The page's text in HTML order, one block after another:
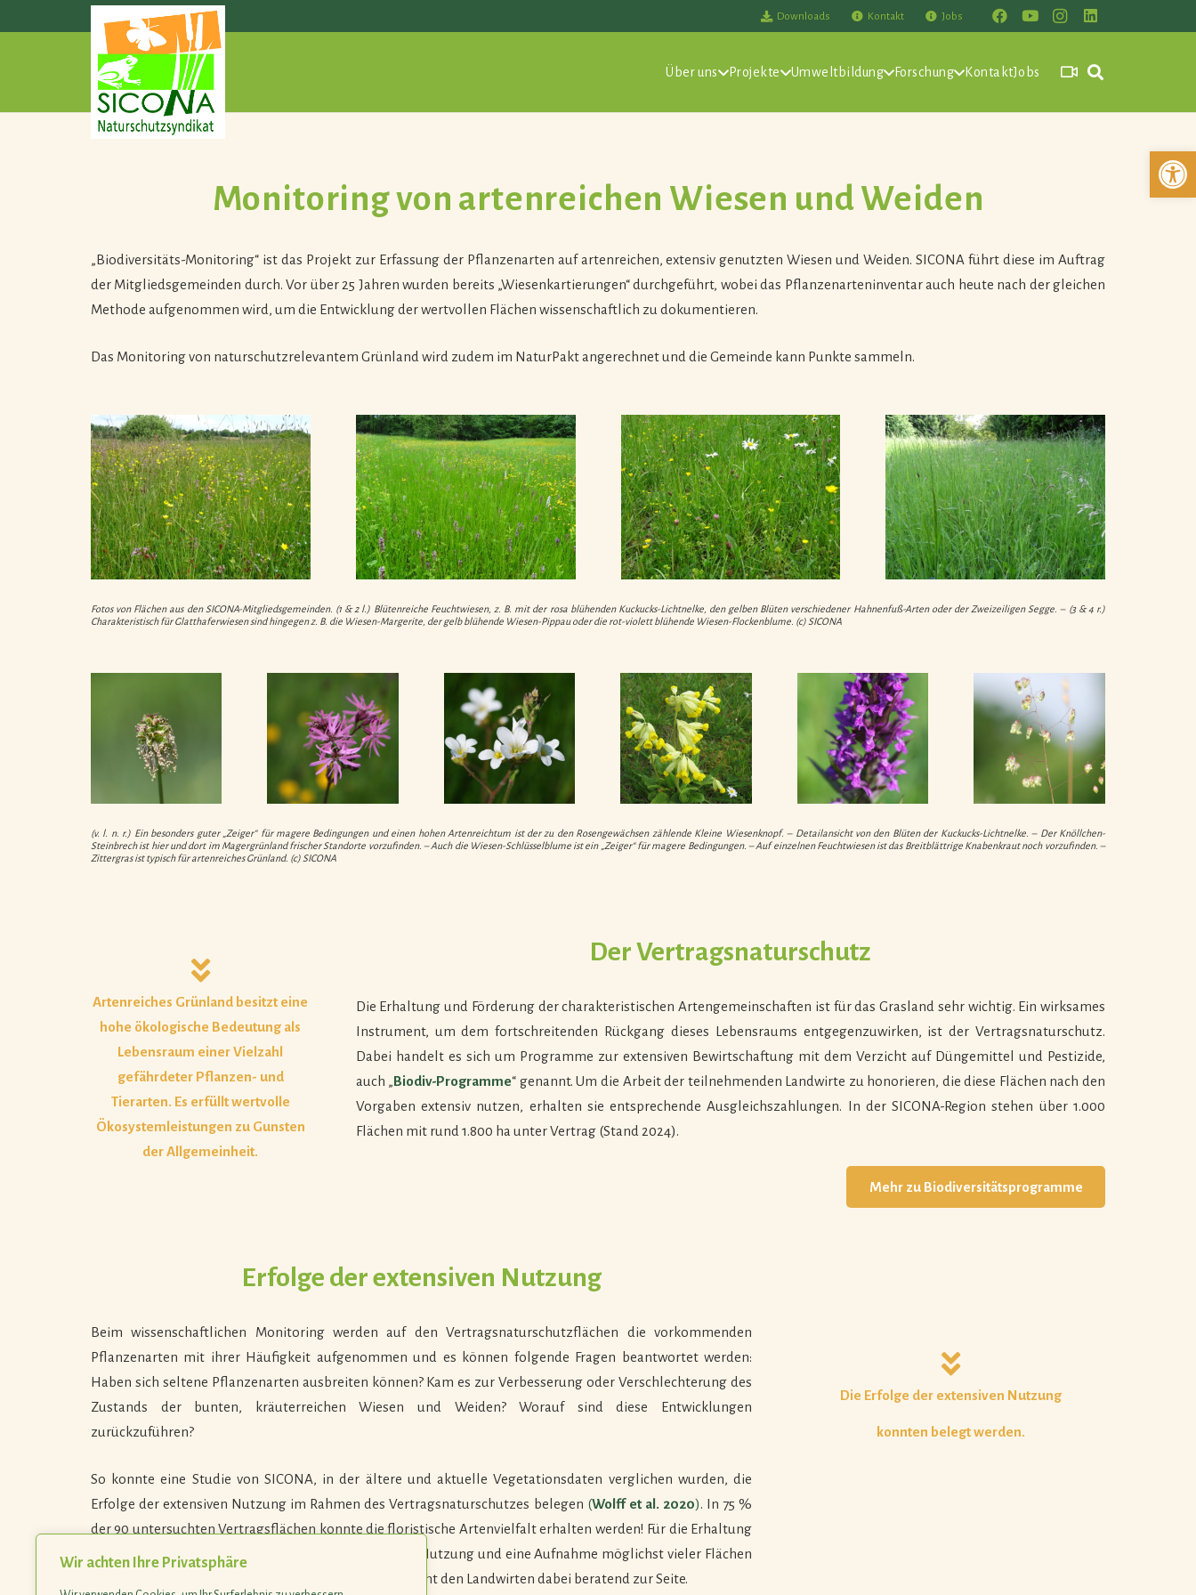
Wir achten Ihre Privatsphäre
Downloads Kontakt Jobs
Über uns Projekte Umweltbildung Forschung KontaktJobs
Monitoring von artenreichen Wiesen und Weiden
„Biodiversitäts-Monitoring“ ist das Projekt zur Erfassung der Pflanzenarten auf artenreichen, extensiv genutzten Wiesen und Weiden. SICONA führt diese im Auftrag
der Mitgliedsgemeinden durch. Vor über 25 Jahren wurden bereits „Wiesenkartierungen“ durchgeführt, wobei das Pflanzenarteninventar auch heute nach der gleichen
Methode aufgenommen wird, um die Entwicklung der wertvollen Flächen wissenschaftlich zu dokumentieren.
Das Monitoring von naturschutzrelevantem Grünland wird zudem im NaturPakt angerechnet und die Gemeinde kann Punkte sammeln.
Fotos von Flächen aus den SICONA-Mitgliedsgemeinden. (1 & 2 l.) Blütenreiche Feuchtwiesen, z. B. mit der rosa blühenden Kuckucks-Lichtnelke, den gelben Blüten verschiedener Hahnenfuß-Arten oder der Zweizeiligen Segge. – (3 & 4 r.)
Charakteristisch für Glatthaferwiesen sind hingegen z. B. die Wiesen-Margerite, der gelb blühende Wiesen-Pippau oder die rot-violett blühende Wiesen-Flockenblume. (c) SICONA
(v. l. n. r.) Ein besonders guter „Zeiger“ für magere Bedingungen und einen hohen Artenreichtum ist der zu den Rosengewächsen zählende Kleine Wiesenknopf. – Detailansicht von den Blüten der Kuckucks-Lichtnelke. – Der Knöllchen-
Steinbrech ist hier und dort im Magergrünland frischer Standorte vorzufinden. – Auch die Wiesen-Schlüsselblume ist ein „Zeiger“ für magere Bedingungen. – Auf einzelnen Feuchtwiesen ist das Breitblättrige Knabenkraut noch vorzufinden. –
Zittergras ist typisch für artenreiches Grünland. (c) SICONA
Artenreiches Grünland besitzt eine
hohe ökologische Bedeutung als
Lebensraum einer Vielzahl
gefährdeter Pflanzen- und
Tierarten. Es erfüllt wertvolle
Ökosystemleistungen zu Gunsten
der Allgemeinheit.
Der Vertragsnaturschutz
Die Erhaltung und Förderung der charakteristischen Artengemeinschaften ist für das Grasland sehr wichtig. Ein wirksames
Instrument, um dem fortschreitenden Rückgang dieses Lebensraums entgegenzuwirken, ist der Vertragsnaturschutz.
Dabei handelt es sich um Programme zur extensiven Bewirtschaftung mit dem Verzicht auf Düngemittel und Pestizide,
auch „Biodiv-Programme“ genannt. Um die Arbeit der teilnehmenden Landwirte zu honorieren, die diese Flächen nach den
Vorgaben extensiv nutzen, erhalten sie entsprechende Ausgleichszahlungen. In der SICONA-Region stehen über 1.000
Flächen mit rund 1.800 ha unter Vertrag (Stand 2024).
Mehr zu Biodiversitätsprogramme
Erfolge der extensiven Nutzung
Beim wissenschaftlichen Monitoring werden auf den Vertragsnaturschutzflächen die vorkommenden
Pflanzenarten mit ihrer Häufigkeit aufgenommen und es können folgende Fragen beantwortet werden:
Haben sich seltene Pflanzenarten ausbreiten können? Kam es zur Verbesserung oder Verschlechterung des
Zustands der bunten, kräuterreichen Wiesen und Weiden? Worauf sind diese Entwicklungen
zurückzuführen?
So konnte eine Studie von SICONA, in der ältere und aktuelle Vegetationsdaten verglichen wurden, die
Erfolge der extensiven Nutzung im Rahmen des Vertragsnaturschutzes belegen (Wolff et al. 2020). In 75 %
der 90 untersuchten Vertragsflächen konnte die floristische Artenvielfalt erhalten werden! Für die Erhaltung
des artenreichen Grünlandes ist somit eine extensive Nutzung und eine Aufnahme möglichst vieler Flächen
in die „Biodiv-Programme“ wünschenswert. SICONA steht den Landwirten dabei beratend zur Seite.
Die Erfolge der extensiven Nutzung
konnten belegt werden.